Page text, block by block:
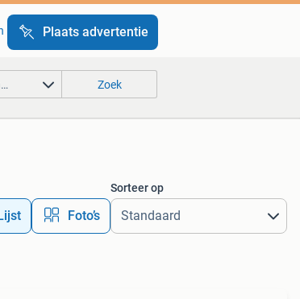
Plaats advertentie
Zoek
Foto’s
Sorteer op